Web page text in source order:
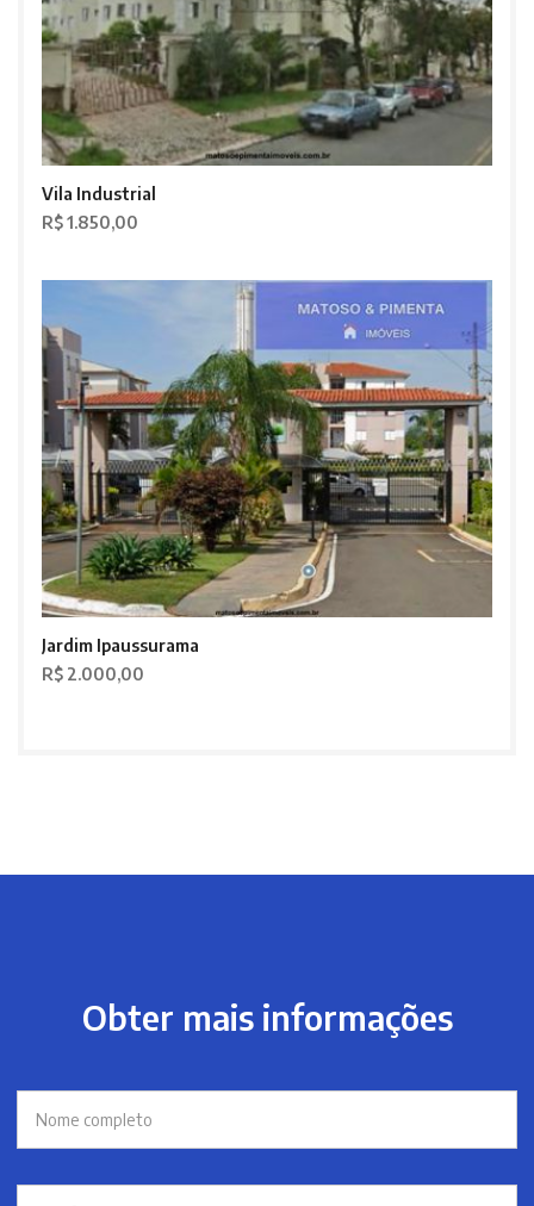
Vila Industrial
R$ 1.850,00
Jardim Ipaussurama
R$ 2.000,00
Obter mais informações